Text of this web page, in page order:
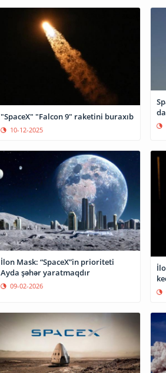
"SpaceX" "Falcon 9" raketini buraxıb
10-12-2025
İlon Mask: “SpaceX”in prioriteti
Ayda şəhər yaratmaqdır
09-02-2026